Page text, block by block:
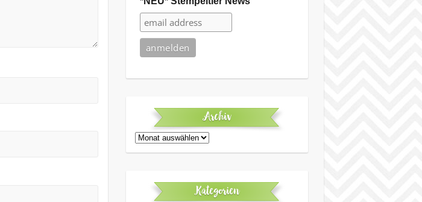
Archiv
Archiv
Kategorien